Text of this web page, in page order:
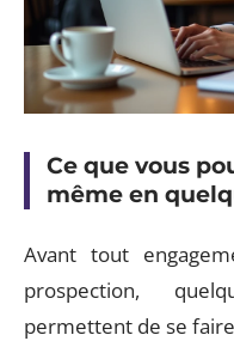
Ce que vous
même en
Avant tout
prospection,
permettent de se